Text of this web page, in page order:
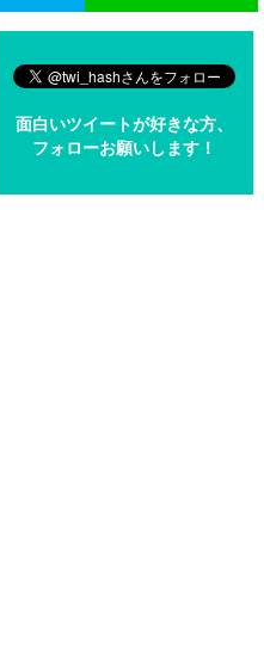
面白いツイートが好きな方、
フォローお願いします！